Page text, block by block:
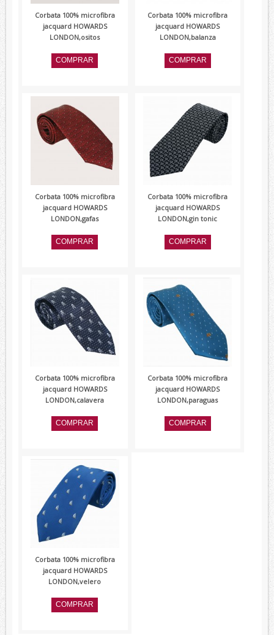
Corbata 100% microfibra
jacquard HOWARDS
LONDON,ositos
Corbata 100% microfibra
jacquard HOWARDS
LONDON,balanza
Corbata 100% microfibra
jacquard HOWARDS
LONDON,gafas
Corbata 100% microfibra
jacquard HOWARDS
LONDON,gin tonic
Corbata 100% microfibra
jacquard HOWARDS
LONDON,calavera
Corbata 100% microfibra
jacquard HOWARDS
LONDON,paraguas
Corbata 100% microfibra
jacquard HOWARDS
LONDON,velero